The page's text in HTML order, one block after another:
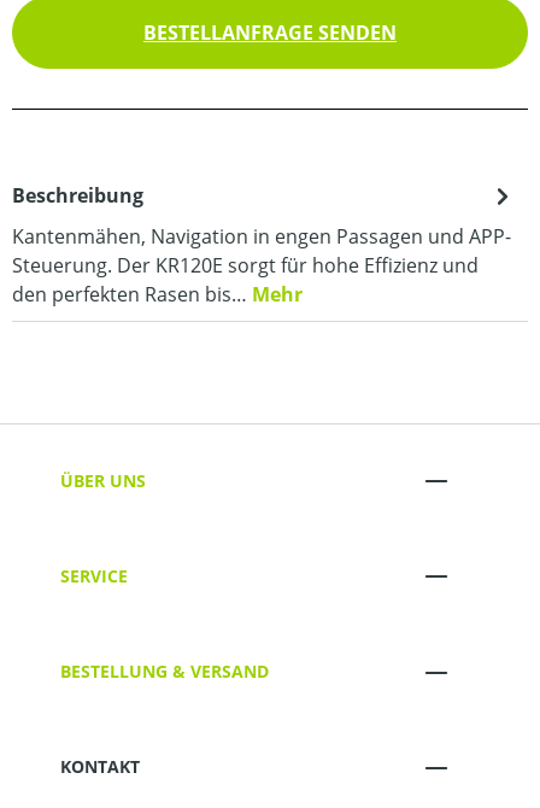
BESTELLANFRAGE SENDEN
Beschreibung
Kantenmähen, Navigation in engen Passagen und APP-
Steuerung. Der KR120E sorgt für hohe Effizienz und
den perfekten Rasen bis… Mehr
ÜBER UNS
SERVICE
BESTELLUNG & VERSAND
KONTAKT